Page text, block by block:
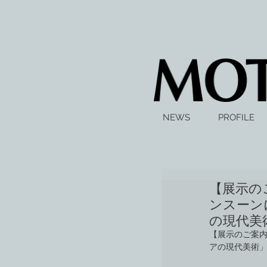
NEWS PROFILE
【展示
ンスー
の現代美
【展示のご
アの現代美術